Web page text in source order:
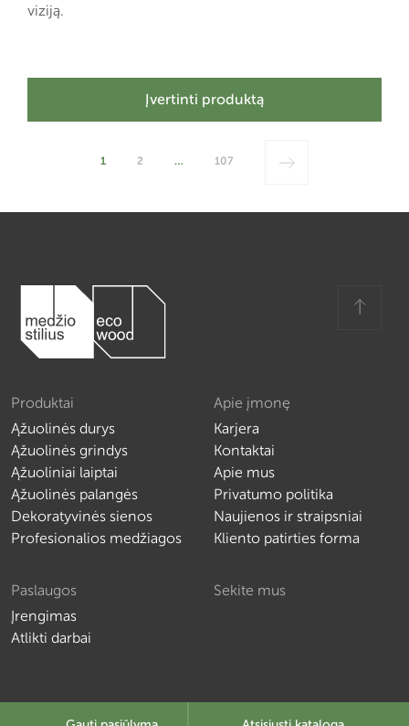
viziją.
Įvertinti produktą
1 2 … 107
Produktai
Ąžuolinės durys
Ąžuolinės grindys
Ąžuoliniai laiptai
Ąžuolinės palangės
Dekoratyvinės sienos
Profesionalios medžiagos
Apie įmonę
Karjera
Kontaktai
Apie mus
Privatumo politika
Naujienos ir straipsniai
Kliento patirties forma
Paslaugos
Įrengimas
Atlikti darbai
Sekite mus